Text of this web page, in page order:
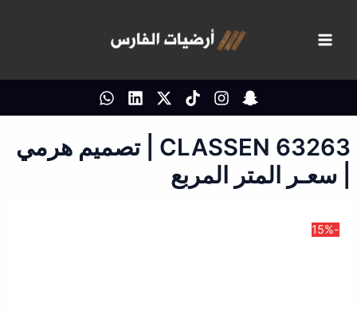
المحتوى
CLASSEN 63263 | تصميم هرمي
| سعـر المتر المربع
-15%